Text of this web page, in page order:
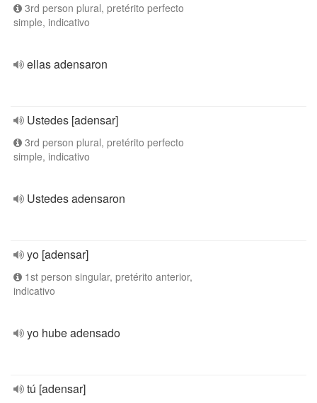
3rd person plural, pretérito perfecto
simple, indicativo
ellas adensaron
Ustedes [adensar]
3rd person plural, pretérito perfecto
simple, indicativo
Ustedes adensaron
yo [adensar]
1st person singular, pretérito anterior,
indicativo
yo hube adensado
tú [adensar]